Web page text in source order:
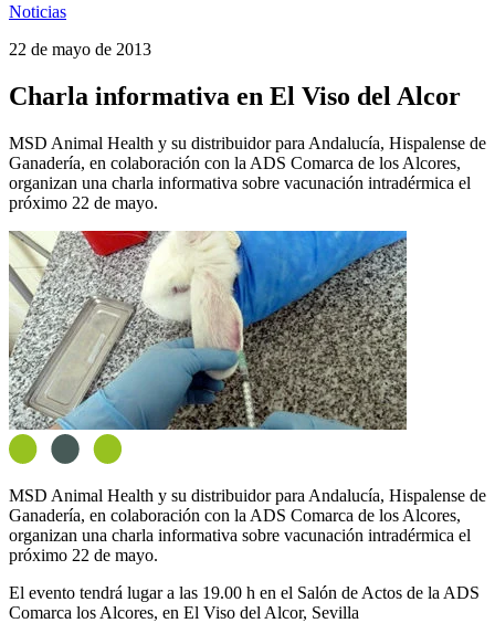
Noticias
22 de mayo de 2013
Charla informativa en El Viso del Alcor
MSD Animal Health y su distribuidor para Andalucía, Hispalense de
Ganadería, en colaboración con la ADS Comarca de los Alcores,
organizan una charla informativa sobre vacunación intradérmica el
próximo 22 de mayo.
MSD Animal Health y su distribuidor para Andalucía, Hispalense de
Ganadería, en colaboración con la ADS Comarca de los Alcores,
organizan una charla informativa sobre vacunación intradérmica el
próximo 22 de mayo.
El evento tendrá lugar a las 19.00 h en el Salón de Actos de la ADS
Comarca los Alcores, en El Viso del Alcor, Sevilla